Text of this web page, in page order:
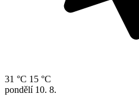
31 °C 15 °C
pondělí 10. 8.